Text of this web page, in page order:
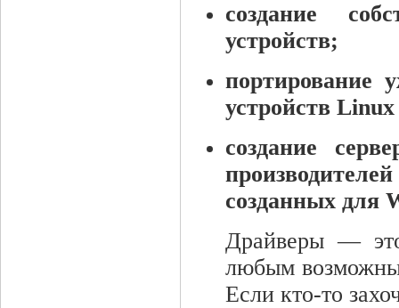
создание
устройств;
портирование
устройств
создание
созданных для
Драйверы —
любым
Если кто-то